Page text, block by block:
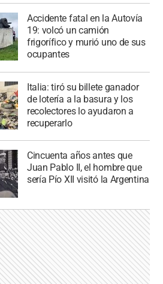
Accidente fatal en la Autovía
19: volcó un camión
frigorífico y murió uno de sus
ocupantes
Italia: tiró su billete ganador
de lotería a la basura y los
recolectores lo ayudaron a
recuperarlo
Cincuenta años antes que
Juan Pablo II, el hombre que
sería Pío XII visitó la Argentina